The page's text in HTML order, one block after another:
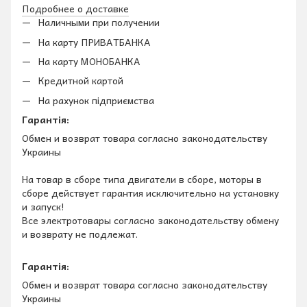
Подробнее о доставке
Наличными при получении
На карту ПРИВАТБАНКА
На карту МОНОБАНКА
Кредитной картой
На рахунок підприємства
Гарантія:
Обмен и возврат товара согласно законодательству
Украины
На товар в сборе типа двигатели в сборе, моторы в
сборе действует гарантия исключительно на установку
и запуск!
Все электротовары согласно законодательству обмену
и возврату не подлежат.
Гарантія:
Обмен и возврат товара согласно законодательству
Украины